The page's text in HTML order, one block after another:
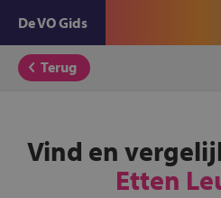
De VO Gids
Terug
Vind en
Etten